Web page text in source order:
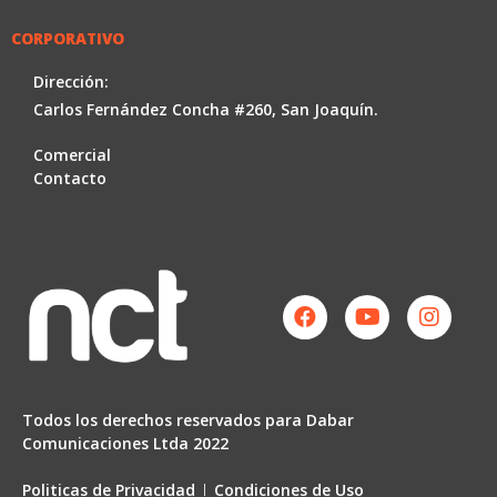
CORPORATIVO
Dirección:
Carlos Fernández Concha #260, San Joaquín.
Comercial
Contacto
Todos los derechos reservados para Dabar
Comunicaciones Ltda 2022
Politicas de Privacidad Condiciones de Uso